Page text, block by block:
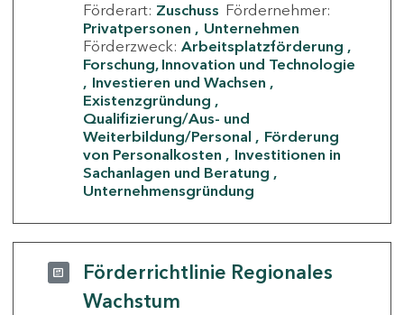
Förderart: Zuschuss Fördernehmer:
Privatpersonen
Unternehmen
Förderzweck: Arbeitsplatzförderung
Forschung, Innovation und Technologie
Investieren und Wachsen
Existenzgründung
Qualifizierung/Aus- und
Weiterbildung/Personal
Förderung
von Personalkosten
Investitionen in
Sachanlagen und Beratung
Unternehmensgründung
Förderrichtlinie Regionales
Wachstum